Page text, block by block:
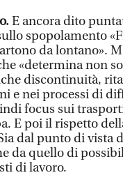
E ancora dito
spopolamento
da lontano».
«determina non
discontinuità,
e nei processi di
focus sui
E poi il rispetto
dal punto di vista
da quello di
di lavoro.